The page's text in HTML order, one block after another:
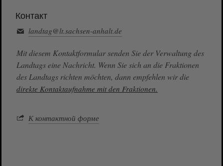
Контакт
landtag@lt.sachsen-anhalt.de
Mit diesem Kontaktformular senden Sie der Verwaltung des
Landtags eine Nachricht. Wenn Sie sich an die Fraktionen
des Landtags richten möchten, dann empfehlen wir die
direkte Kontaktaufnahme mit den Fraktionen.
К контактной форме